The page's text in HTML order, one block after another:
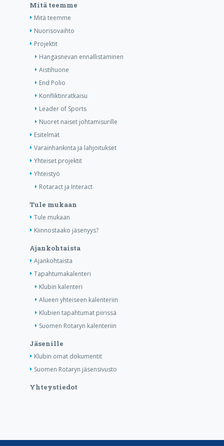
Mitä teemme
Mitä teemme
Nuorisovaihto
Projektit
Hangasnevan ennallistaminen
Aistihuone
End Polio
Konfliktinratkaisu
Leader of Sports
Nuoret naiset johtamisurille
Esitelmät
Varainhankinta ja lahjoitukset
Yhteiset projektit
Yhteistyö
Rotaract ja Interact
Tule mukaan
Tule mukaan
Kiinnostaako jäsenyys?
Ajankohtaista
Ajankohtaista
Tapahtumakalenteri
Klubin kalenteri
Alueen yhteiseen kalenteriin
Klubien tapahtumat piirissä
Suomen Rotaryn kalenteriin
Jäsenille
Klubin omat dokumentit
Suomen Rotaryn jäsensivusto
Yhteystiedot